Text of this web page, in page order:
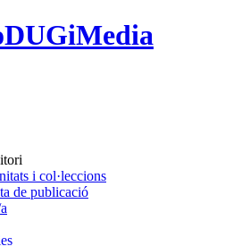
DUGiMedia
i col·leccions
de publicació